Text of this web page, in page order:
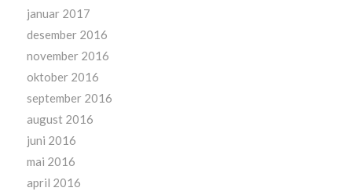
januar 2017
desember 2016
november 2016
oktober 2016
september 2016
august 2016
juni 2016
mai 2016
april 2016